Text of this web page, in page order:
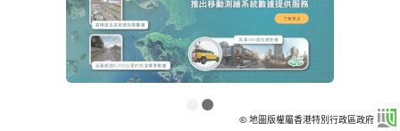
© 地圖版權屬香港特別行政區政府